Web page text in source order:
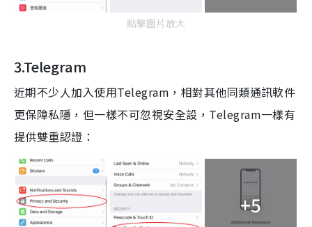
點擊圖片放大
3.Telegram
近期不少人加入使用Telegram，相對其他同類通訊軟件
更保障私隱，但一樣不可忽視安全設，Telegram一樣有
提供雙重認證：
+5